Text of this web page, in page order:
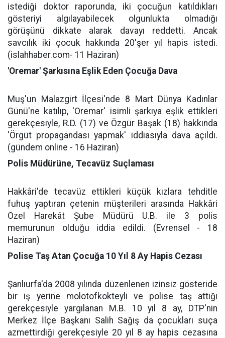
istediği doktor raporunda, iki çocuğun katıldıkları
gösteriyi algılayabilecek olgunlukta olmadığı
görüşünü dikkate alarak davayı reddetti. Ancak
savcılık iki çocuk hakkında 20'şer yıl hapis istedi.
(islahhaber.com- 11 Haziran)
'Oremar' Şarkısına Eşlik Eden Çocuğa Dava
Muş'un Malazgirt İlçesi'nde 8 Mart Dünya Kadınlar
Günü'ne katılıp, 'Oremar' isimli şarkıya eşlik ettikleri
gerekçesiyle, R.D. (17) ve Özgür Başak (18) hakkında
'Örgüt propagandası yapmak' iddiasıyla dava açıldı.
(gündem online - 16 Haziran)
Polis Müdürüne, Tecavüz Suçlaması
Hakkâri'de tecavüz ettikleri küçük kızlara tehditle
fuhuş yaptıran çetenin müşterileri arasında Hakkâri
Özel Harekât Şube Müdürü U.B. ile 3 polis
memurunun olduğu iddia edildi. (Evrensel - 18
Haziran)
Polise Taş Atan Çocuğa 10 Yıl 8 Ay Hapis Cezası
Şanlıurfa'da 2008 yılında düzenlenen izinsiz gösteride
bir iş yerine molotofkokteyli ve polise taş attığı
gerekçesiyle yargılanan M.B. 10 yıl 8 ay, DTP'nin
Merkez İlçe Başkanı Salih Sağış da çocukları suça
azmettirdiği gerekçesiyle 20 yıl 8 ay hapis cezasına